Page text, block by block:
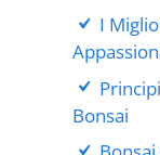
I
Bonsai